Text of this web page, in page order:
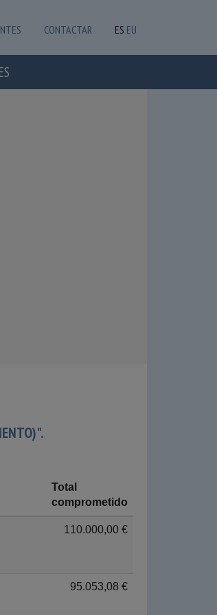
CONTACTAR ES EU
Total
comprometido
110.000,00 €
95.053,08 €